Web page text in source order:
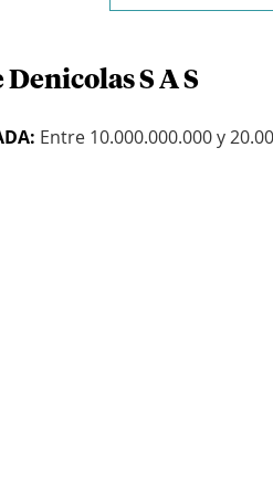
S A S
Entre 10.000.000.000 y